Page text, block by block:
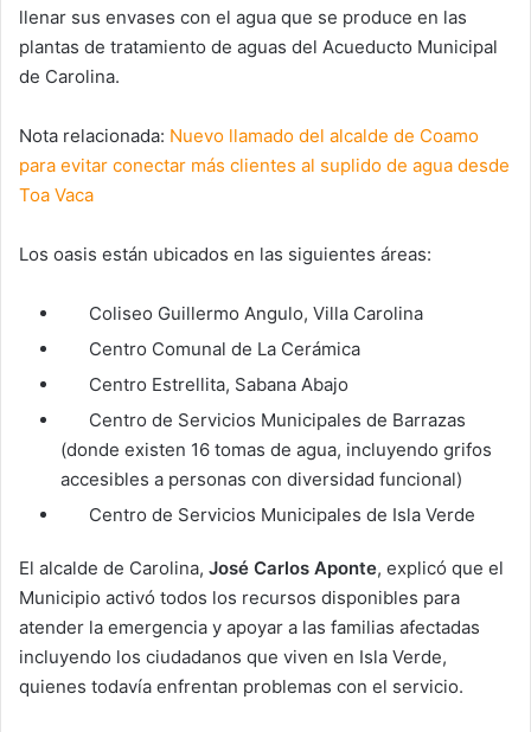
llenar sus envases con el agua que se produce en las
plantas de tratamiento de aguas del Acueducto Municipal
de Carolina.
Nota relacionada: Nuevo llamado del alcalde de Coamo
para evitar conectar más clientes al suplido de agua desde
Toa Vaca
Los oasis están ubicados en las siguientes áreas:
Coliseo Guillermo Angulo, Villa Carolina
Centro Comunal de La Cerámica
Centro Estrellita, Sabana Abajo
Centro de Servicios Municipales de Barrazas
(donde existen 16 tomas de agua, incluyendo grifos
accesibles a personas con diversidad funcional)
Centro de Servicios Municipales de Isla Verde
El alcalde de Carolina, José Carlos Aponte, explicó que el
Municipio activó todos los recursos disponibles para
atender la emergencia y apoyar a las familias afectadas
incluyendo los ciudadanos que viven en Isla Verde,
quienes todavía enfrentan problemas con el servicio.